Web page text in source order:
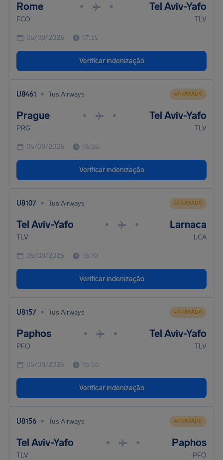
Rome • • Tel Aviv-Yafo
FCO TLV
05/08/2026 17:35
Verificar indenização
U8461 • Tus Airways ATRASADO
Prague • • Tel Aviv-Yafo
PRG TLV
05/08/2026 16:55
Verificar indenização
U8107 • Tus Airways ATRASADO
Tel Aviv-Yafo • • Larnaca
TLV LCA
05/08/2026 16:10
Verificar indenização
U8157 • Tus Airways ATRASADO
Paphos • • Tel Aviv-Yafo
PFO TLV
05/08/2026 15:55
Verificar indenização
U8156 • Tus Airways ATRASADO
Tel Aviv-Yafo • • Paphos
TLV PFO